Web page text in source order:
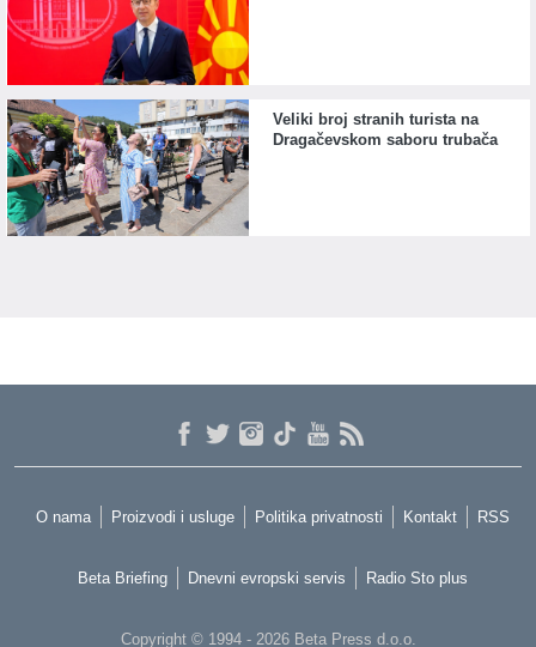
Veliki broj stranih turista na
Dragačevskom saboru trubača
O nama Proizvodi i usluge Politika privatnosti Kontakt RSS
Beta Briefing Dnevni evropski servis Radio Sto plus
Copyright © 1994 - 2026 Beta Press d.o.o.